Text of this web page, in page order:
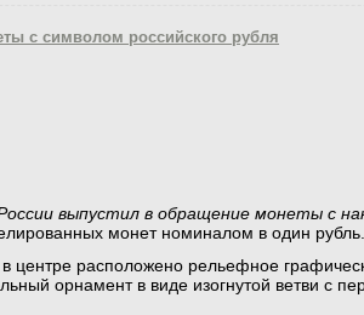
с символом российского рубля
выпустил в обращение монеты с
монет номиналом в один рубль.
центре расположено рельефное
орнамент в виде изогнутой ветви с